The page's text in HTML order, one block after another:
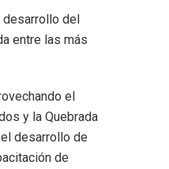
desarrollo del
entre las más
el
y la Quebrada
desarrollo de
de